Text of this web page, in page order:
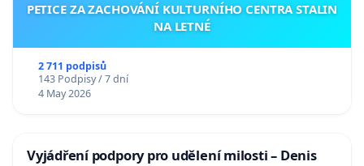
PETICE ZA ZACHOVÁNÍ KULTURNÍHO CENTRA STALIN
NA LETNÉ
2 711 podpisů
143 Podpisy / 7 dní
4 May 2026
Vyjádření podpory pro udělení milosti – Denis